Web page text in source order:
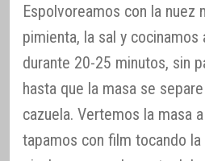
Espolvoreamos con la nuez
pimienta, la sal y cocinamos
durante 20-25 minutos, sin
hasta que la masa se
cazuela. Vertemos la masa
tapamos con film tocando la